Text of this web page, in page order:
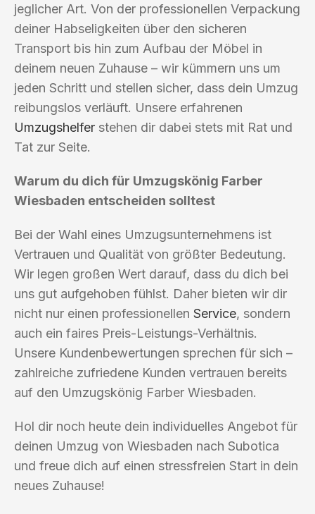
jeglicher Art. Von der professionellen Verpackung
deiner Habseligkeiten über den sicheren
Transport bis hin zum Aufbau der Möbel in
deinem neuen Zuhause – wir kümmern uns um
jeden Schritt und stellen sicher, dass dein Umzug
reibungslos verläuft. Unsere erfahrenen
Umzugshelfer stehen dir dabei stets mit Rat und
Tat zur Seite.
Warum du dich für Umzugskönig Farber
Wiesbaden entscheiden solltest
Bei der Wahl eines Umzugsunternehmens ist
Vertrauen und Qualität von größter Bedeutung.
Wir legen großen Wert darauf, dass du dich bei
uns gut aufgehoben fühlst. Daher bieten wir dir
nicht nur einen professionellen Service, sondern
auch ein faires Preis-Leistungs-Verhältnis.
Unsere Kundenbewertungen sprechen für sich –
zahlreiche zufriedene Kunden vertrauen bereits
auf den Umzugskönig Farber Wiesbaden.
Hol dir noch heute dein individuelles Angebot für
deinen Umzug von Wiesbaden nach Subotica
und freue dich auf einen stressfreien Start in dein
neues Zuhause!